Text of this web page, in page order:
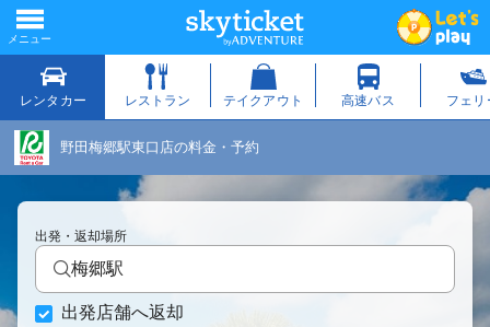
野田梅郷駅東口店の料金・予約
出発・返却場所
梅郷駅
出発店舗へ返却